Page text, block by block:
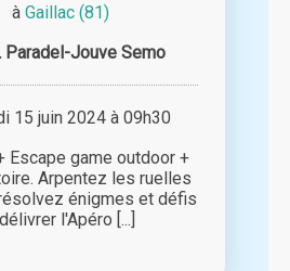
à Gaillac (81)
Paradel-Jouve Semo
juin 2024 à 09h30
Escape game outdoor +
Arpentez les ruelles
énigmes et défis
l'Apéro [...]